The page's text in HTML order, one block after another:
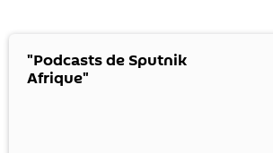
"Podcasts de Sputnik
Afrique"